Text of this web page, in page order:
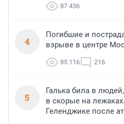
87 436
4
Погибшие и
взрыве в центре
85 116 216
5
Галька била в
в скорые на
Геленджике после